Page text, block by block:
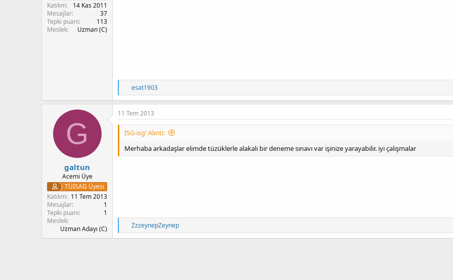
Katılım
14 Kas 2011
Mesajlar
37
Tepki puanı
113
Meslek
Uzman (C)
T
e
p
k
e
:
esat1903
G
galtun
Acemi Üye
TÜİSAG Üyesi
Katılım 11 Tem 2013
Mesajlar
1
Tepki puanı
1
Meslek
Uzman Adayı (C)
11 Tem 2013
ISG-isg' Alıntı:
Merhaba arkadaşlar elimde tüzüklerle alakalı bir deneme sınavı var işinize yarayabilir. iyi çalışmalar
T
e
p
ZzzeynepZeynep